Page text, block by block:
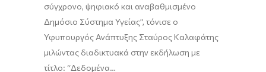
σύγχρονο, ψηφιακό και αναβαθμισμένο
Δημόσιο Σύστημα Υγείας”, τόνισε ο
Υφυπουργός Ανάπτυξης Σταύρος Καλαφάτης
μιλώντας διαδικτυακά στην εκδήλωση με
τίτλο: “Δεδομένα…